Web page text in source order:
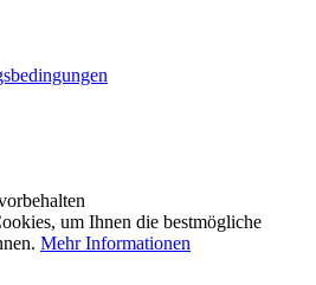
um Ihnen die bestmögliche
Mehr Informationen